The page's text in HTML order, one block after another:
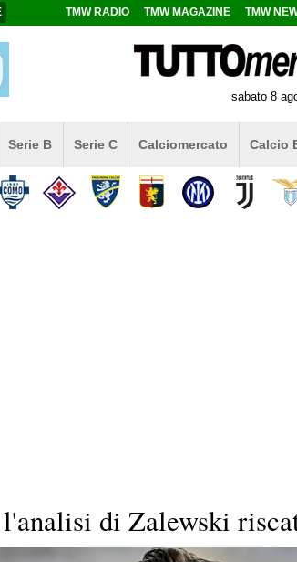
TMW RADIO TMW MAGAZINE TMW
sabato 8
Serie B Serie C Calciomercato Calcio
di Zalewski